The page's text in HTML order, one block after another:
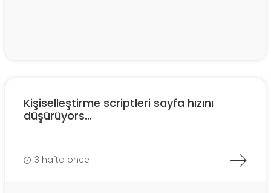
Kişiselleştirme scriptleri sayfa hızını
düşürüyors...
3 hafta önce